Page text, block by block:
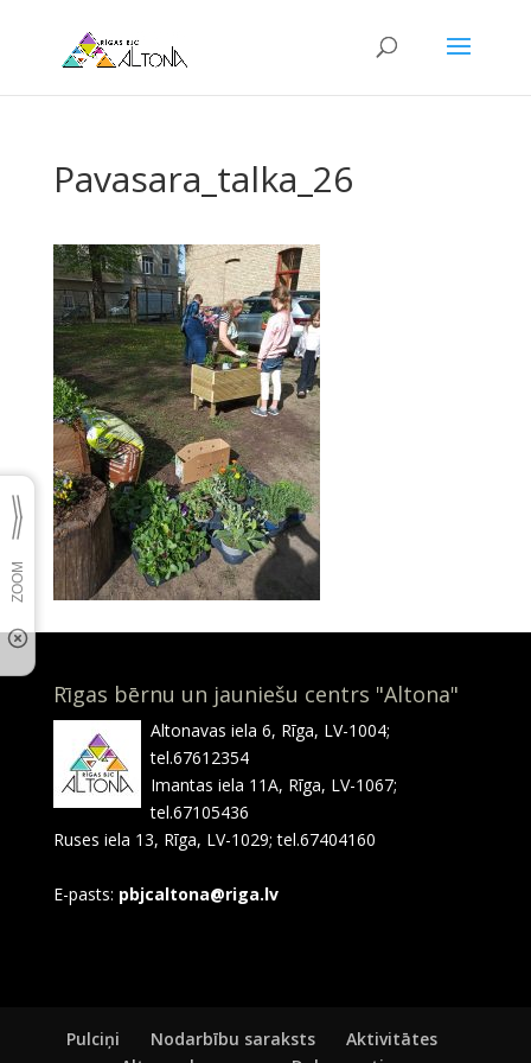
Pavasara_talka_26
Rīgas bērnu un jauniešu centrs "Altona"
Altonavas iela 6, Rīga, LV-1004;
tel.67612354
Imantas iela 11A, Rīga, LV-1067;
tel.67105436
Ruses iela 13, Rīga, LV-1029; tel.67404160
E-pasts: pbjcaltona@riga.lv
Pulciņi Nodarbību saraksts
Aktivitātes